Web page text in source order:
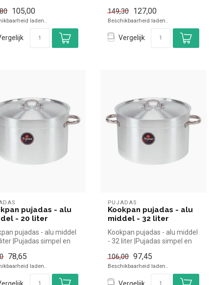
dekse...
105,00
laden..
handgrepen
x Zonder dekse...
149,30 127,00
Beschikbaarheid laden..
Vergelijk
pujadas - alu
- 20 liter
pujadas - alu middel
|Pujadas simpel en
78,65
laden..
PUJADAS
Kookpan pujadas - alu
middel - 32 liter
Kookpan pujadas - alu middel
- 32 liter |Pujadas simpel en
106,00 97,45
Beschikbaarheid laden..
Vergelijk